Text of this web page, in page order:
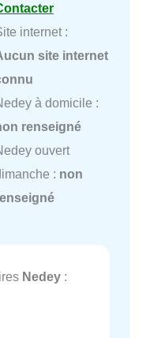
internet :
site internet
à domicile :
renseigné
ouvert
: non
Nedey :